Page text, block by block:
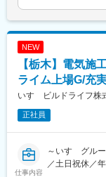
＼公私のメリ
・年休129日／
・PCログ、オ
らす取り組み
取るなど、公
NEW
【栃木】電気施
ライム上場G/充
いすゞビルドライフ株
正社員
仕事内容
～いすゞグル
／土日祝休／